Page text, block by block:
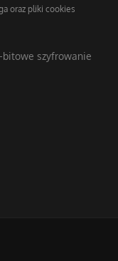
oraz pliki cookies
bitowe szyfrowanie